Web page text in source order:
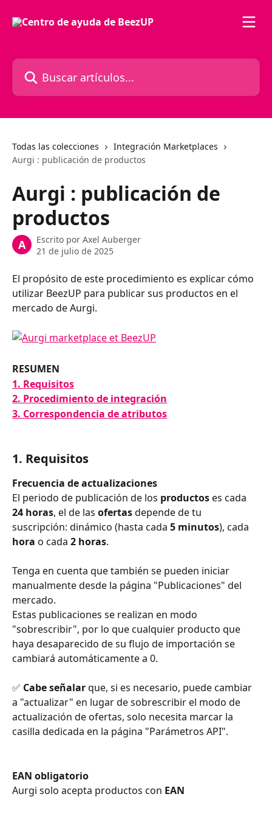
Buscar artículos...
Todas las colecciones
Integración Marketplaces
Aurgi : publicación de productos
Aurgi : publicación de
productos
A Escrito por Axel Auberger
21 de julio de 2025
El propósito de este procedimiento es explicar cómo
utilizar BeezUP para publicar sus productos en el
mercado de Aurgi.
RESUMEN
1. Requisitos
2. Procedimiento de integración
3. Correspondencia de atributos
1. Requisitos
Frecuencia de actualizaciones
El periodo de publicación de los productos es cada
24 horas, el de las ofertas depende de tu
suscripción: dinámico (hasta cada 5 minutos), cada
hora o cada 2 horas.
Tenga en cuenta que también se pueden iniciar
manualmente desde la página "Publicaciones" del
mercado.
Estas publicaciones se realizan en modo
"sobrescribir", por lo que cualquier producto que
haya desaparecido de su flujo de importación se
cambiará automáticamente a 0.
✅ Cabe señalar que, si es necesario, puede cambiar
a "actualizar" en lugar de sobrescribir el modo de
actualización de ofertas, solo necesita marcar la
casilla dedicada en la página "Parámetros API".
EAN obligatorio
Aurgi solo acepta productos con EAN